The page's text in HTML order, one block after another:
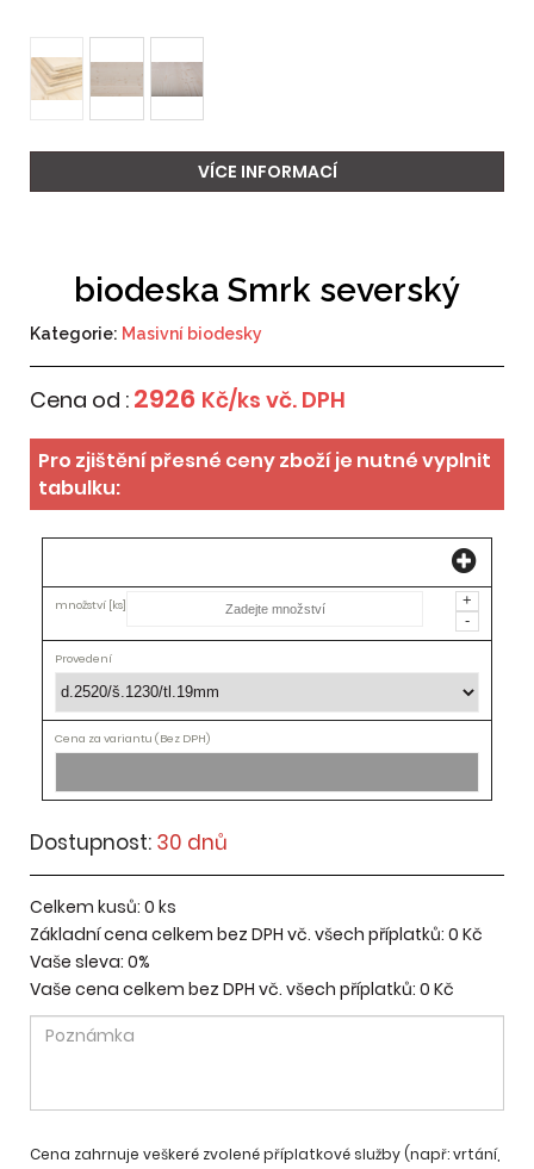
VÍCE INFORMACÍ
biodeska Smrk severský
Kategorie: Masivní biodesky
Cena od : 2926 Kč/ks vč. DPH
Pro zjištění přesné ceny zboží je nutné vyplnit
tabulku:
Provedení
+
-
Dostupnost: 30 dnů
Celkem kusů: 0 ks
Základní cena celkem bez DPH vč. všech příplatků: 0 Kč
Vaše sleva: 0%
Vaše cena celkem bez DPH vč. všech příplatků: 0 Kč
Cena zahrnuje veškeré zvolené příplatkové služby (např: vrtání,